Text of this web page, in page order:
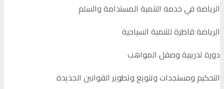
الرياضة في خدمة التنمية المستدامة والسلم
الرياضة قاطرة للتنمية السياحية
دورة تدريبية وصقل المواهب
التحكيم ومستجدات وتنويع وتطوير القوانين الجديدة